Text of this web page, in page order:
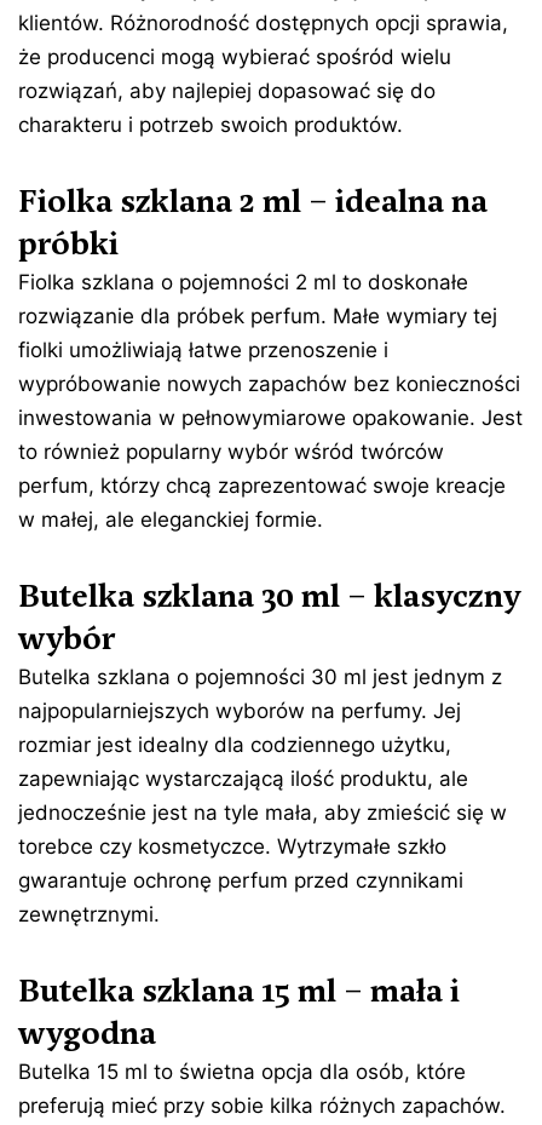
klientów. Różnorodność dostępnych opcji sprawia,
że producenci mogą wybierać spośród wielu
rozwiązań, aby najlepiej dopasować się do
charakteru i potrzeb swoich produktów.
Fiolka szklana 2 ml – idealna na
próbki
Fiolka szklana o pojemności 2 ml to doskonałe
rozwiązanie dla próbek perfum. Małe wymiary tej
fiolki umożliwiają łatwe przenoszenie i
wypróbowanie nowych zapachów bez konieczności
inwestowania w pełnowymiarowe opakowanie. Jest
to również popularny wybór wśród twórców
perfum, którzy chcą zaprezentować swoje kreacje
w małej, ale eleganckiej formie.
Butelka szklana 30 ml – klasyczny
wybór
Butelka szklana o pojemności 30 ml jest jednym z
najpopularniejszych wyborów na perfumy. Jej
rozmiar jest idealny dla codziennego użytku,
zapewniając wystarczającą ilość produktu, ale
jednocześnie jest na tyle mała, aby zmieścić się w
torebce czy kosmetyczce. Wytrzymałe szkło
gwarantuje ochronę perfum przed czynnikami
zewnętrznymi.
Butelka szklana 15 ml – mała i
wygodna
Butelka 15 ml to świetna opcja dla osób, które
preferują mieć przy sobie kilka różnych zapachów.